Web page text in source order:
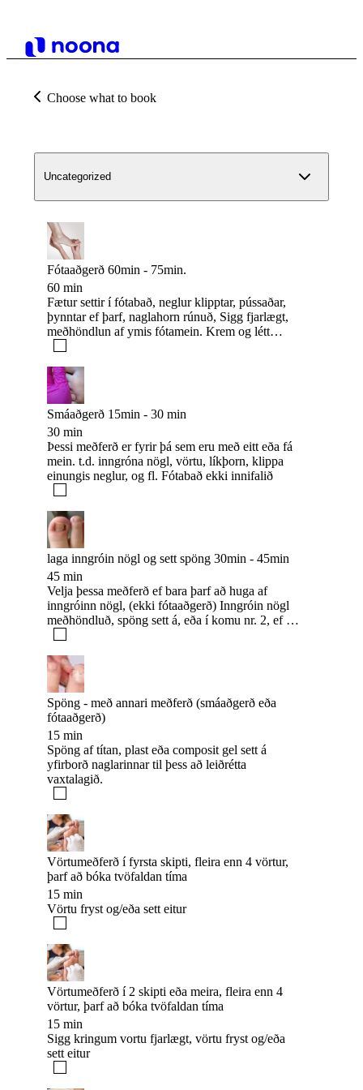
Choose what to book
Uncategorized
Fótaaðgerð 60min - 75min.
60 min
Fætur settir í fótabað, neglur klipptar, pússaðar,
þynntar ef þarf, naglahorn rúnuð, Sigg fjarlægt,
meðhöndlun af ymis fótamein. Krem og létt
Smáaðgerð 15min - 30 min
30 min
Þessi meðferð er fyrir þá sem eru með eitt eða fá
mein. t.d. inngróna nögl, vörtu, líkþorn, klippa
einungis neglur, og fl. Fótabað ekki innifalið
laga inngróin nögl og sett spöng 30min - 45min
45 min
Velja þessa meðferð ef bara þarf að huga af
inngróinn nögl, (ekki fótaaðgerð) Inngróin nögl
meðhöndluð, spöng sett á, eða í komu nr. 2, ef um
Spöng - með annari meðferð (smáaðgerð eða
fótaaðgerð)
15 min
Spöng af títan, plast eða composit gel sett á
yfirborð naglarinnar til þess að leiðrétta
vaxtalagið.
Vörtumeðferð í fyrsta skipti, fleira enn 4 vörtur,
þarf að bóka tvöfaldan tíma
15 min
Vörtu fryst og/eða sett eitur
Vörtumeðferð í 2 skipti eða meira, fleira enn 4
vörtur, þarf að bóka tvöfaldan tíma
15 min
Sigg kringum vortu fjarlægt, vörtu fryst og/eða
sett eitur